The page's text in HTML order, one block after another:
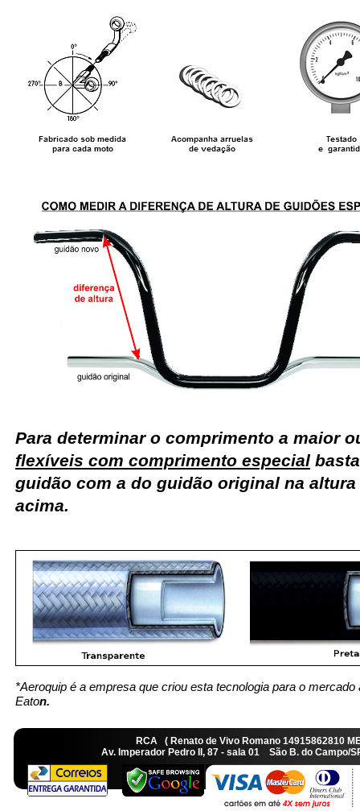
Para determinar o comprimento a maior
flexíveis com comprimento especial
guidão com a do guidão original na
acima.
*Aeroquip é a empresa que criou esta tecnologia para o
Eaton.
RCA ( Renato de Vivo Romano
Av. Imperador Pedro II, 87 - sala 01 São B. do